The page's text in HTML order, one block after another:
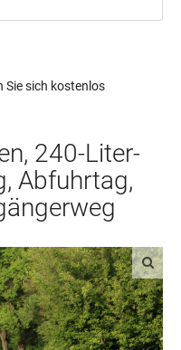
Sie sich kostenlos
240-Liter-
Abfuhrtag,